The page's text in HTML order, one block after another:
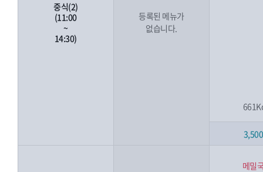
중식(2)
(11:00
~
14:30)
등록된 메뉴가
없습니다.
메밀